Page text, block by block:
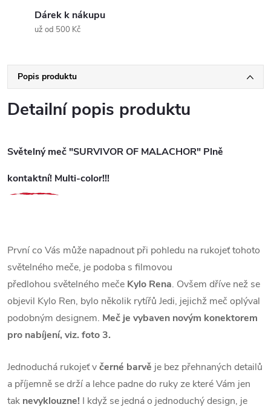
Dárek k nákupu
už od 500 Kč
Popis produktu
Detailní popis produktu
Světelný meč "SURVIVOR OF MALACHOR" Plně
kontaktní! Multi-color!!!
První co Vás může napadnout při pohledu na rukojeť tohoto
světelného meče, je podoba s filmovou
předlohou světelného meče Kylo Rena. Ovšem dříve než se
objevil Kylo Ren, bylo několik rytířů Jedi, jejichž meč oplýval
podobným designem. Meč je vybaven novým konektorem
pro nabíjení, viz. foto 3.
Jednoduchá rukojeť včerné barvě je bez přehnaných detailů
a příjemně se drží a lehce padne do ruky ze které Vám jen
tak nevyklouzne! I když se jedná o jednoduchý design, je